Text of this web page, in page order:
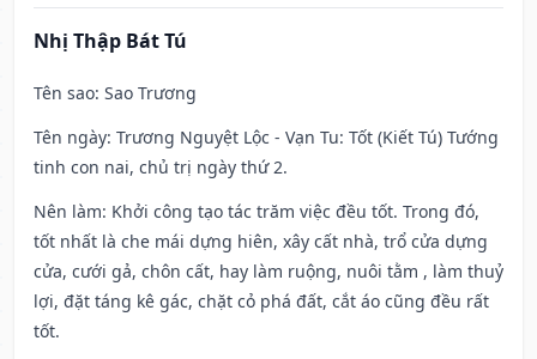
Nhị Thập Bát Tú
Tên sao: Sao Trương
Tên ngày: Trương Nguyệt Lộc - Vạn Tu: Tốt (Kiết Tú) Tướng
tinh con nai, chủ trị ngày thứ 2.
Nên làm: Khởi công tạo tác trăm việc đều tốt. Trong đó,
tốt nhất là che mái dựng hiên, xây cất nhà, trổ cửa dựng
cửa, cưới gả, chôn cất, hay làm ruộng, nuôi tằm , làm thuỷ
lợi, đặt táng kê gác, chặt cỏ phá đất, cắt áo cũng đều rất
tốt.